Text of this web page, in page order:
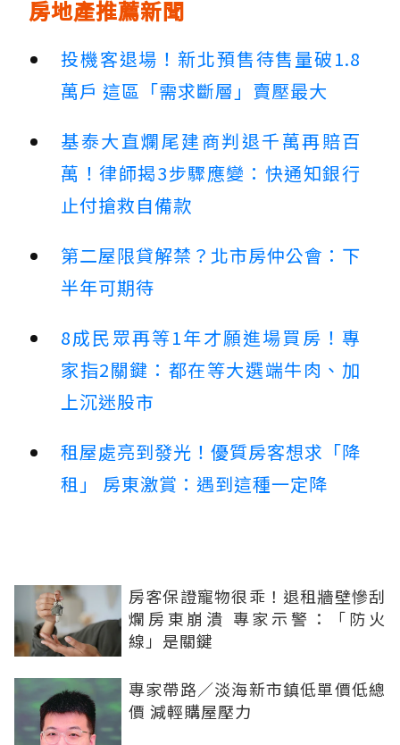
房地產推薦新聞
投機客退場！新北預售待售量破1.8
萬戶 這區「需求斷層」賣壓最大
基泰大直爛尾建商判退千萬再賠百
萬！律師揭3步驟應變：快通知銀行
止付搶救自備款
第二屋限貸解禁？北市房仲公會：下
半年可期待
8成民眾再等1年才願進場買房！專
家指2關鍵：都在等大選端牛肉、加
上沉迷股市
租屋處亮到發光！優質房客想求「降
租」 房東激賞：遇到這種一定降
房客保證寵物很乖！退租牆壁慘刮
爛房東崩潰 專家示警：「防火
線」是關鍵
專家帶路／淡海新市鎮低單價低總
價 減輕購屋壓力